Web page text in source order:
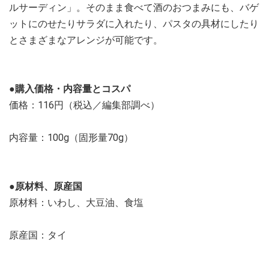
ルサーディン」。そのまま食べて酒のおつまみにも、バゲ
ットにのせたりサラダに入れたり、パスタの具材にしたり
とさまざまなアレンジが可能です。
●購入価格・内容量とコスパ
価格：116円（税込／編集部調べ）
内容量：100g（固形量70g）
●原材料、原産国
原材料：いわし、大豆油、食塩
原産国：タイ